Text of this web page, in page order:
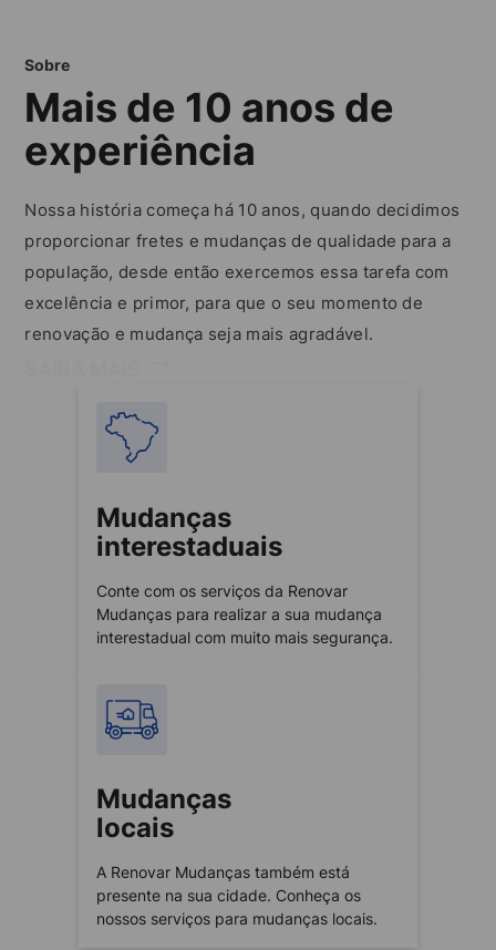
Sobre
Mais de 10 anos de
experiência
Nossa história começa há 10 anos, quando decidimos
proporcionar fretes e mudanças de qualidade para a
população, desde então exercemos essa tarefa com
excelência e primor, para que o seu momento de
renovação e mudança seja mais agradável.
Mudanças
interestaduais
Conte com os serviços da Renovar
Mudanças para realizar a sua mudança
interestadual com muito mais segurança.
Mudanças
locais
A Renovar Mudanças também está
presente na sua cidade. Conheça os
nossos serviços para mudanças locais.